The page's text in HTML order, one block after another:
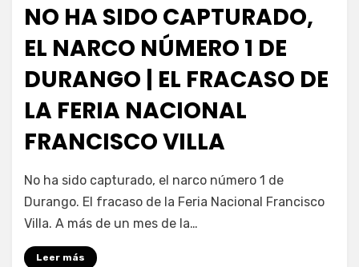
NO HA SIDO CAPTURADO,
EL NARCO NÚMERO 1 DE
DURANGO | EL FRACASO DE
LA FERIA NACIONAL
FRANCISCO VILLA
por Fernando Miranda Servín
No ha sido capturado, el narco número 1 de
Durango. El fracaso de la Feria Nacional Francisco
Villa. A más de un mes de la…
Leer más